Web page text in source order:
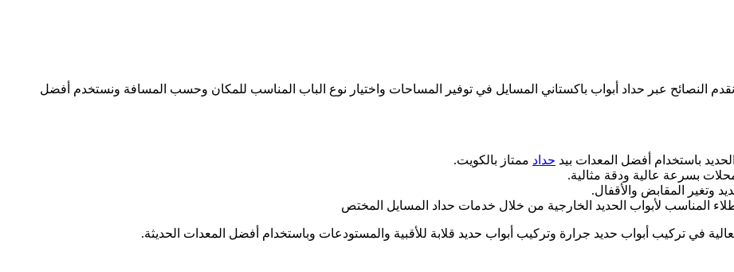
النصائح عبر حداد أبواب باكستاني المسايل في توفير المساحات واختيار نوع الباب المناسب للمكان وحسب المسافة ونستخدم أفضل
باستخدام أفضل المعدات بيد حداد ممتاز بالكويت.
بسرعة عالية ودقة مثالية.
وتغير المقابض والأقفال.
المناسب لأبواب الحديد الخارجية من خلال خدمات حداد المسايل المختص
في تركيب أبواب حديد جرارة وتركيب أبواب حديد قلابة للأقبية والمستودعات وباستخدام أفضل المعدات الحديثة.